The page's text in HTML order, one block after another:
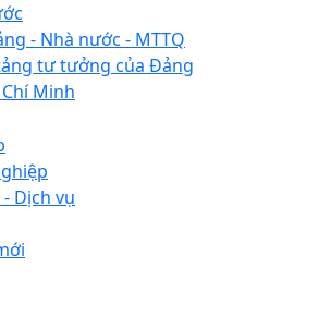
- Nhà nước - MTTQ
tư tưởng của Đảng
Minh
Dịch vụ